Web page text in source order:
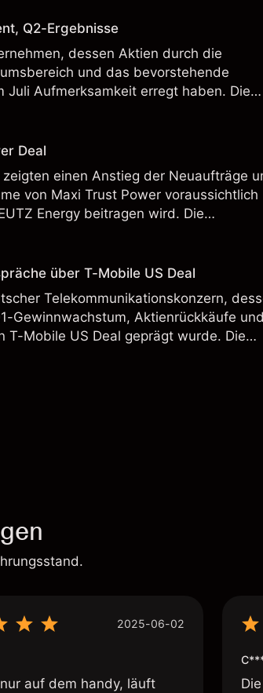
Q2-Ergebnisse
dessen Aktien durch die
und das bevorstehende
Juli Aufmerksamkeit erregt haben. Die
ist kein verlässlicher Indikator für
Deal
einen Anstieg der Neuaufträge
von Maxi Trust Power voraussichtlich
Energy beitragen wird. Die
ist kein verlässlicher Indikator für
über T-Mobile US Deal
Telekommunikationskonzern,
Gewinnwachstum, Aktienrückkäufe und
T-Mobile US Deal geprägt wurde. Die
ist kein verlässlicher Indikator für
2025-06-02
auf dem handy, läuft